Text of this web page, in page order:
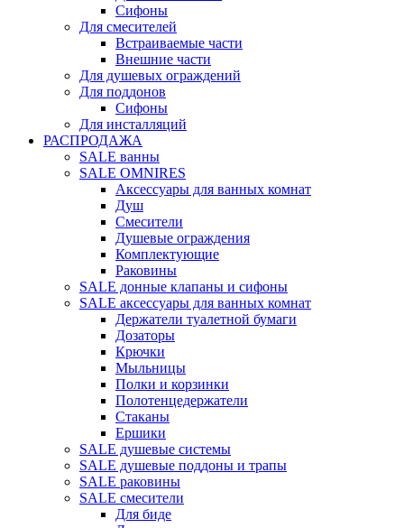
Сифоны
Для смесителей
Встраиваемые части
Внешние части
Для душевых ограждений
Для поддонов
Сифоны
Для инсталляций
РАСПРОДАЖА
SALE ванны
SALE OMNIRES
Аксессуары для ванных комнат
Душ
Смесители
Душевые ограждения
Комплектующие
Раковины
SALE донные клапаны и сифоны
SALE аксессуары для ванных комнат
Держатели туалетной бумаги
Дозаторы
Крючки
Мыльницы
Полки и корзинки
Полотенцедержатели
Стаканы
Ершики
SALE душевые системы
SALE душевые поддоны и трапы
SALE раковины
SALE смесители
Для биде